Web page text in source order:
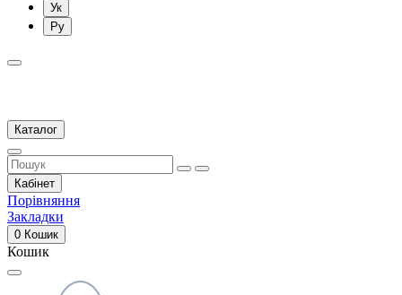
Ук
Ру
Каталог
Кабінет
Порівняння
Закладки
0 Кошик
Кошик